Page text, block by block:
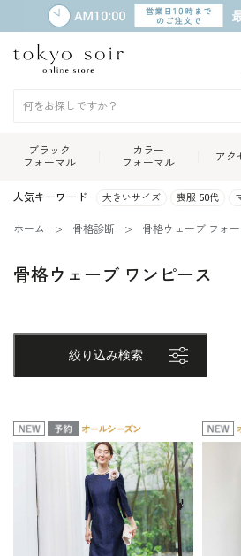
ブラック
フォーマル
カラー
フォーマル
アク
人気キーワード 大きいサイズ 喪服 50代
ホーム 骨格診断 骨格ウェーブ フォ
骨格ウェーブ ワンピース
絞り込み検索